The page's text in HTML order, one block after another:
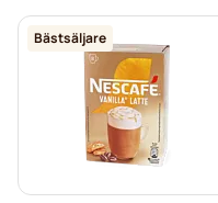
Bästsäljare